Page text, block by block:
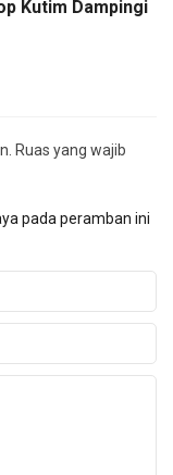
Kutim Dampingi
Ruas yang wajib
pada peramban ini